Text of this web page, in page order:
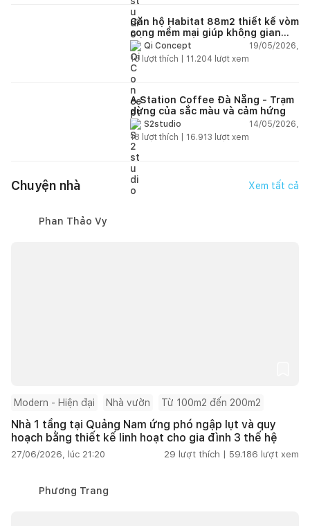
Căn hộ Habitat 88m2 thiết kế vòm
cong mềm mại giúp không gian
sống hiện đại trở nên ấm áp hơn
Qi Concept
19/05/2026,
15 lượt thích | 11.204 lượt xem
A Station Coffee Đà Nẵng - Trạm
dừng của sắc màu và cảm hứng
S2studio
14/05/2026,
18 lượt thích | 16.913 lượt xem
Chuyện nhà Xem tất cả
Phan Thảo Vy
Modern - Hiện đại Nhà vườn Từ 100m2 đến 200m2
Nhà 1 tầng tại Quảng Nam ứng phó ngập lụt và quy
hoạch bằng thiết kế linh hoạt cho gia đình 3 thế hệ
27/06/2026, lúc 21:20 29 lượt thích | 59.186 lượt xem
Phương Trang